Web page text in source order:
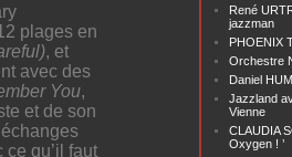
2 plages en
, et
avec des
You,
et de son
qu’il faut
René
jazzman
PHOENIX
Orchestre
Daniel
Jazzland
Vienne
CLAUDIA
Oxygen ! ’